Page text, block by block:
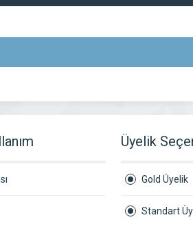
Üyelik
Gold Üyelik
Standart